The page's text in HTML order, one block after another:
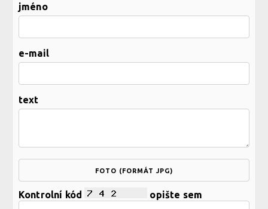
jméno
e-mail
text
FOTO (FORMÁT JPG)
Kontrolní kód opište sem